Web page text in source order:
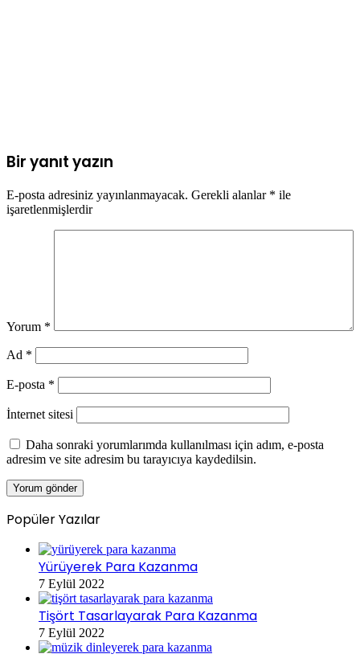
Bir yanıt yazın
E-posta adresiniz yayınlanmayacak. Gerekli alanlar * ile
işaretlenmişlerdir
Yorum *
Ad *
E-posta *
İnternet sitesi
Daha sonraki yorumlarımda kullanılması için adım, e-posta
adresim ve site adresim bu tarayıcıya kaydedilsin.
Popüler Yazılar
Yürüyerek Para Kazanma
7 Eylül 2022
Tişört Tasarlayarak Para Kazanma
7 Eylül 2022